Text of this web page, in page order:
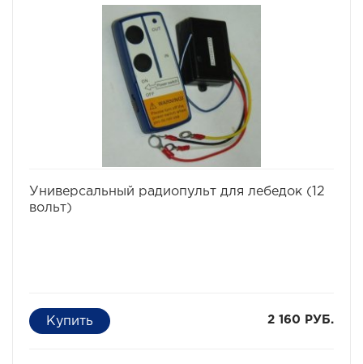
Универсальный радиопульт для лебедок (12
вольт)
2 160 РУБ.